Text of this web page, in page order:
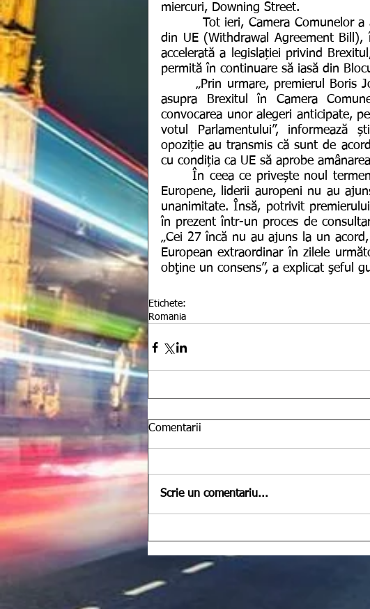
miercuri, Downing Street.
din UE (Withdrawal Agreement Bill),
accelerată a legislației privind
permită în continuare să iasă din
       „Prin urmare, premierul Boris Johnson a suspendat examinarea acordului
asupra Brexitul în Camera
convocarea unor alegeri anticipate,
votul Parlamentului”, informează
opoziție au transmis că sunt de
cu condiția ca UE să aprobe
      În ceea ce privește noul termen privind separarea Marii Britanii și Uniunii
Europene, liderii auropeni nu au
unanimitate. Însă, potrivit
în prezent într-un proces de
„Cei 27 încă nu au ajuns la un
European extraordinar în zilele
obţine un consens”, a explicat şeful
Etichete:
Romania
Comentarii
Scrie un comentariu...